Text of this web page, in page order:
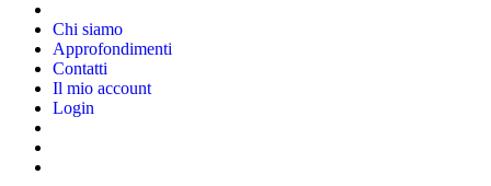
Chi siamo
Approfondimenti
Contatti
Il mio account
Login